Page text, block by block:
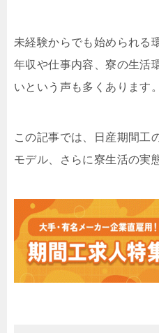
未経験からでも始められる
年収や仕事内容、寮の生活
いという声も多くあります。
この記事では、日産期間工
モデル、さらに寮生活の実